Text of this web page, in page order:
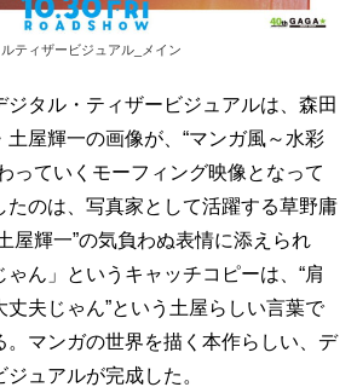
ティザービジュアル_メイン
タル・ティザービジュアルは、森田
土屋輝一の画像が、“マンガ風～水彩
っていくモーフィング映像となって
たのは、写真家として活躍する草野庸
屋輝一”の気負わぬ表情に添えられ
ん」というキャッチコピーは、“肩
丈夫じゃん”という土屋らしい言葉で
。マンガの世界を描く本作らしい、デ
ュアルが完成した。